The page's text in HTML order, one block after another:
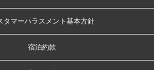
タマーハラスメント基本方針
宿泊約款